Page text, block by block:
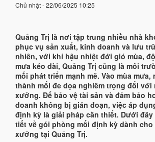
Chủ nhật - 22/06/2025 10:25
Quảng Trị là nơi tập trung nhiều nhà
phục vụ sản xuất, kinh doanh và lưu
nhiên, với khí hậu nhiệt đới gió mùa,
mưa kéo dài, Quảng Trị cũng là môi
mối phát triển mạnh mẽ. Vào mùa mưa,
thành mối đe dọa nghiêm trọng đối với
xưởng. Để bảo vệ tài sản và đảm bảo
doanh không bị gián đoạn, việc áp
định kỳ là giải pháp cần thiết. Dưới
tiết về gói phòng mối định kỳ dành cho
xưởng tại Quảng Trị.